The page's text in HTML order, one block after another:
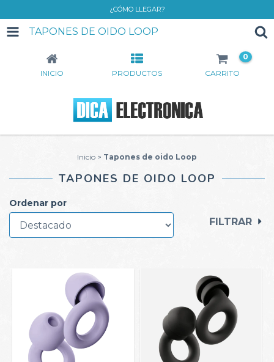
¿CÓMO LLEGAR?
TAPONES DE OIDO LOOP
INICIO PRODUCTOS CARRITO
0
Inicio > Tapones de oido Loop
TAPONES DE OIDO LOOP
Ordenar por
FILTRAR